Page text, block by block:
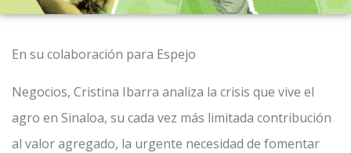
En su colaboración para Espejo
Negocios, Cristina Ibarra analiza la crisis que vive el
agro en Sinaloa, su cada vez más limitada contribución
al valor agregado, la urgente necesidad de fomentar